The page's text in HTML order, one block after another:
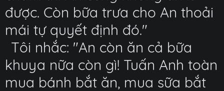
được. Còn bữa trưa cho An thoải
mái tự quyết định đó."
Tôi nhắc: "An còn ăn cả bữa
khuya nữa còn gì! Tuấn Anh toàn
mua bánh bắt ăn, mua sữa bắt